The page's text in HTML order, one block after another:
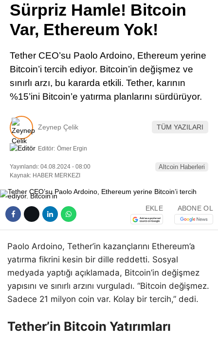
TikTok
LinkedIn
Telegram
Sürpriz Hamle! Bitcoin
Var, Ethereum Yok!
Tether CEO’su Paolo Ardoino, Ethereum yerine
Bitcoin’i tercih ediyor. Bitcoin’in değişmez ve
sınırlı arzı, bu kararda etkili. Tether, karının
%15’ini Bitcoin’e yatırma planlarını sürdürüyor.
Zeynep Çelik TÜM YAZILARI
Editör: Ömer Ergin
Yayınlandı: 04.08.2024 - 08:00
Kaynak: HABER MERKEZI
Altcoin Haberleri
EKLE ABONE OL
Paolo Ardoino, Tether’in kazançlarını Ethereum’a
yatırma fikrini kesin bir dille reddetti. Sosyal
medyada yaptığı açıklamada, Bitcoin’in değişmez
yapısını ve sınırlı arzını vurguladı. “Bitcoin değişmez.
Sadece 21 milyon coin var. Kolay bir tercih,” dedi.
Tether’in Bitcoin Yatırımları